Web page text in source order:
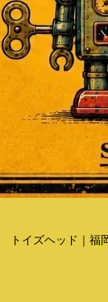
トイズヘッド｜福